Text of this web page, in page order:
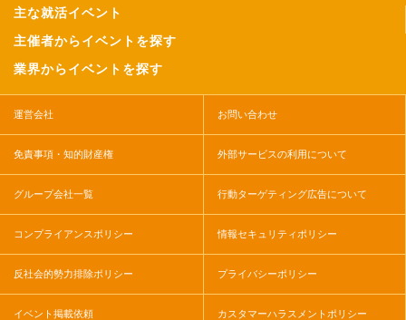
主な就活イベント
主催者からイベントを探す
業界からイベントを探す
運営会社 お問い合わせ
免責事項・知的財産権 外部サービスの利用について
グループ会社一覧 行動ターゲティング広告について
コンプライアンスポリシー 情報セキュリティポリシー
反社会的勢力排除ポリシー プライバシーポリシー
イベント掲載依頼 カスタマーハラスメントポリシー